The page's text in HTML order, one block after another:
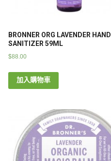
BRONNER ORG LAVENDER HAND
SANITIZER 59ML
$88.00
加入購物車